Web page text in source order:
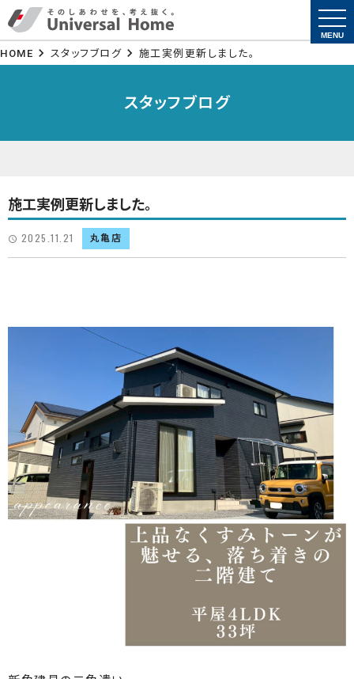
HOME スタッフブログ 施工実例更新しました。
スタッフブログ
施工実例更新しました。
2025.11.21 丸亀店
MENU